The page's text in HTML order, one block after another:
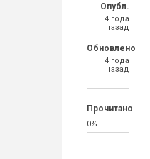
Опубл.
4 года
назад
Обновлено
4 года
назад
Прочитано
0%